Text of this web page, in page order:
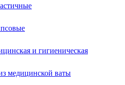
и гигиеническая
медицинской ваты